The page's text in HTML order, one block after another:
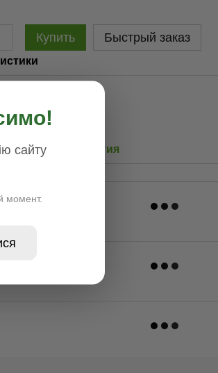
Купить Быстрый заказ
В наличии
Оплата Гарантия
сайту
момент.